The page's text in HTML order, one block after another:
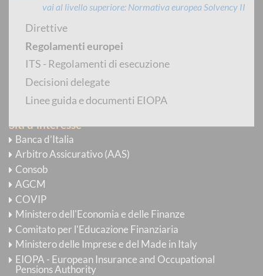
vai al livello superiore Normativa europea Solvency II
Direttive
Regolamenti europei
ITS - Regolamenti di esecuzione
Decisioni delegate
Linee guida e documenti EIOPA
Newsletter
E-mail Alert
YouTube
Flickr
Siti d'interesse
Banca d’Italia
Arbitro Assicurativo (AAS)
Consob
AGCM
COVIP
Ministero dell'Economia e delle Finanze
Comitato per l'Educazione Finanziaria
Ministero delle Imprese e del Made in Italy
EIOPA - European Insurance and Occupational
Pensions Authority